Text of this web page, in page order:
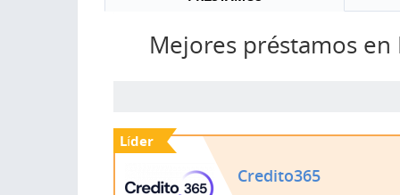
Mejores préstamos en
Credito365
Líder
Mejores préstamos en
Credito365
Líder
Mejores préstamos en
Coppel